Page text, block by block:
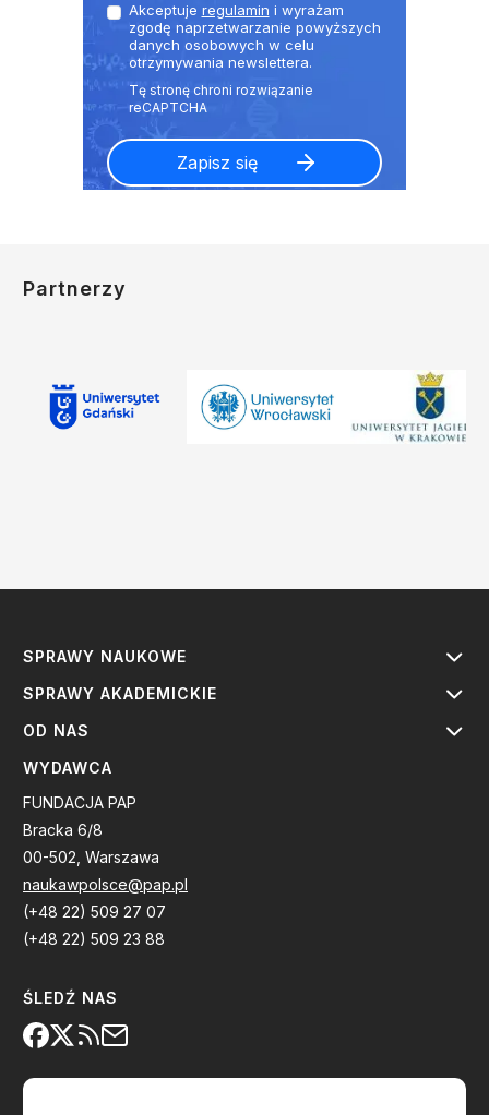
Akceptuje regulamin i wyrażam
zgodę naprzetwarzanie powyższych
danych osobowych w celu
otrzymywania newslettera.
Partnerzy
SPRAWY NAUKOWE
SPRAWY AKADEMICKIE
OD NAS
WYDAWCA
FUNDACJA PAP
Bracka 6/8
00-502, Warszawa
naukawpolsce@pap.pl
(+48 22) 509 27 07
(+48 22) 509 23 88
ŚLEDŹ NAS